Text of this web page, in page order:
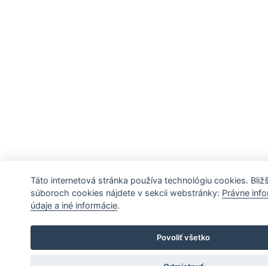
Táto internetová stránka používa technológiu cookies.
súboroch cookies nájdete v sekcii webstránky: Právne
údaje a iné informácie.
Povoliť všetko